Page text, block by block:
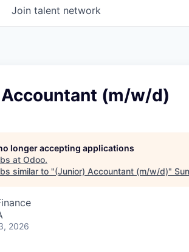
Join talent network
(m/w/d)
longer accepting applications
at Odoo.
similar to "(Junior) Accountant (m/w/d)"
2026